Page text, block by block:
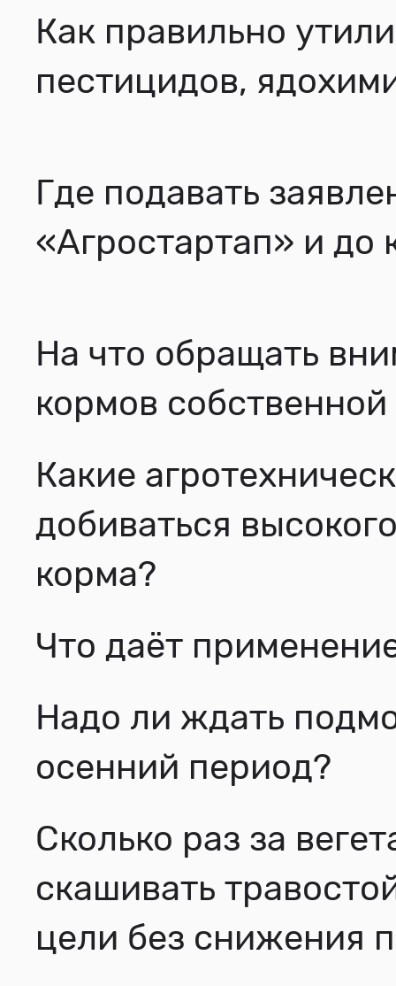
Как правильно
пестицидов,
Где подавать
«Агростартап» и до
На что обращать
кормов собственной
Какие
добиваться
корма?
Что даёт
Надо ли ждать
осенний период?
Сколько раз за
скашивать
цели без снижения